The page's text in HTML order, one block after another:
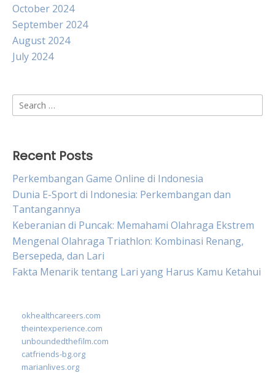
October 2024
September 2024
August 2024
July 2024
Search
for:
Recent Posts
Perkembangan Game Online di Indonesia
Dunia E-Sport di Indonesia: Perkembangan dan
Tantangannya
Keberanian di Puncak: Memahami Olahraga Ekstrem
Mengenal Olahraga Triathlon: Kombinasi Renang,
Bersepeda, dan Lari
Fakta Menarik tentang Lari yang Harus Kamu Ketahui
okhealthcareers.com
theintexperience.com
unboundedthefilm.com
catfriends-bg.org
marianlives.org